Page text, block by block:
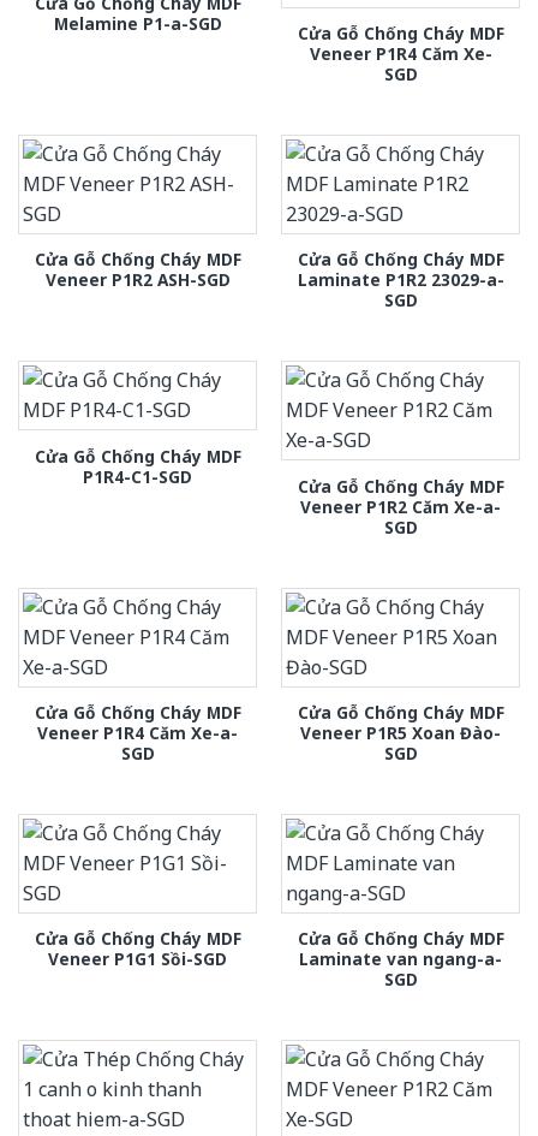
Melamine P1-a-SGD
Cửa Gỗ Chống Cháy MDF
Veneer P1R4 Căm Xe-
SGD
Cửa Gỗ Chống Cháy MDF
Veneer P1R2 ASH-SGD
Cửa Gỗ Chống Cháy MDF
Laminate P1R2 23029-a-
SGD
Cửa Gỗ Chống Cháy MDF
P1R4-C1-SGD
Cửa Gỗ Chống Cháy MDF
Veneer P1R2 Căm Xe-a-
SGD
Cửa Gỗ Chống Cháy MDF
Veneer P1R4 Căm Xe-a-
SGD
Cửa Gỗ Chống Cháy MDF
Veneer P1R5 Xoan Đào-
SGD
Cửa Gỗ Chống Cháy MDF
Veneer P1G1 Sồi-SGD
Cửa Gỗ Chống Cháy MDF
Laminate van ngang-a-
SGD